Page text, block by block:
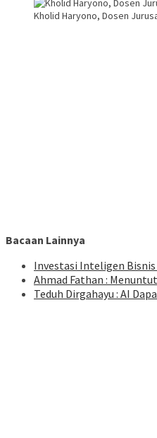
Kholid Haryono, Dosen
Bacaan Lainnya
Investasi Inteligen
Ahmad Fathan :
Teduh Dirgahayu : AI